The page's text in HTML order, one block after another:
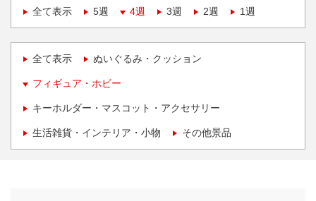
全て表示
5週 4週 3週 2週 1週
全て表示 ぬいぐるみ・クッション
フィギュア・ホビー
キーホルダー・マスコット・アクセサリー
生活雑貨・インテリア・小物 その他景品